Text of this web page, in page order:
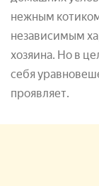
нежным
независимым
хозяина. Но в
себя
проявляет.